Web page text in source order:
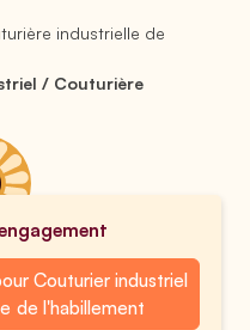
industrielle de
/ Couturière
Couturier industriel
de l'habillement